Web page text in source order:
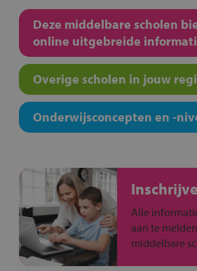
Deze middelbare scholen
online uitgebreide
Overige scholen in jouw
Onderwijsconcepten en -
Alle
aan te
middelbare